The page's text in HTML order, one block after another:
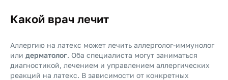
Какой врач лечит
Аллергию на латекс может лечить аллерголог-иммунолог
или дерматолог. Оба специалиста могут заниматься
диагностикой, лечением и управлением аллергических
реакций на латекс. В зависимости от конкретных